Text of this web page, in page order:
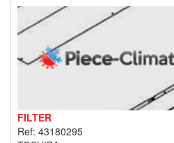
FILTER
Ref: 43180295